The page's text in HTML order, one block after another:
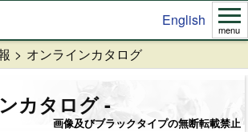
English
menu
オンラインカタログ
カタログ
画像及びブラックタイプの無断転載禁止